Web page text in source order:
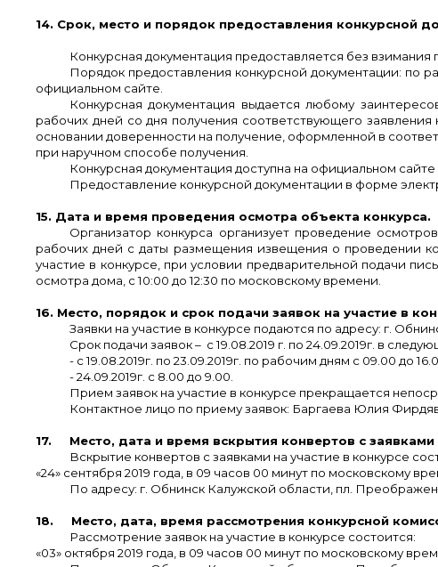
14. Срок, место и порядок предоставления конкурсной
Конкурсная документация предоставляется без
Порядок предоставления конкурсной документации: по
официальном сайте.
Конкурсная документация выдается любому
рабочих дней со дня получения соответствующего
основании доверенности на получение, оформленной в
при наручном способе получения.
Конкурсная документация доступна на официальном
Предоставление конкурсной документации в форме
15. Дата и время проведения осмотра объекта конкурса.
Организатор конкурса организует проведение осмотров
рабочих дней с даты размещения извещения о проведении
участие в конкурсе, при условии предварительной подачи
осмотра дома, с 10:00 до 12:30 по московскому времени.
16. Место, порядок и срок подачи заявок на участие в
Заявки на участие в конкурсе подаются по адресу: г.
Срок подачи заявок – с 19.08.2019 г. по 24.09.2019г. в
- с 19.08.2019г. по 23.09.2019г. по рабочим дням с 09.00 до
- 24.09.2019г. с 8.00 до 9.00.
Прием заявок на участие в конкурсе прекращается
Контактное лицо по приему заявок: Баргаева Юлия
17. Место, дата и время вскрытия конвертов с заявками
Вскрытие конвертов с заявками на участие в конкурсе
«24» сентября 2019 года, в 09 часов 00 минут по московскому
По адресу: г. Обнинск Калужской области, пл.
18. Место, дата, время рассмотрения конкурсной
Рассмотрение заявок на участие в конкурсе состоится:
«03» октября 2019 года, в 09 часов 00 минут по московскому